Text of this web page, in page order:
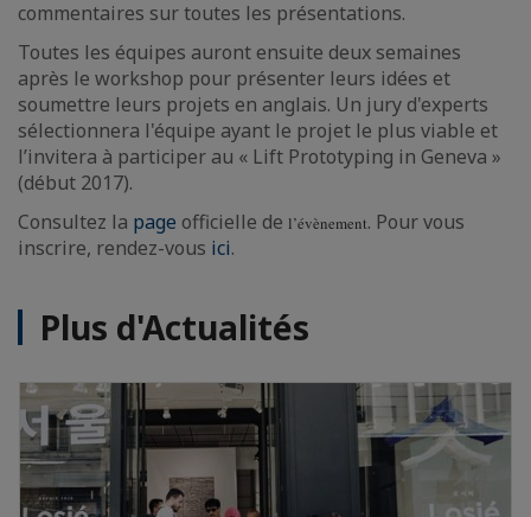
commentaires sur toutes les présentations.
Toutes les équipes auront ensuite deux semaines
après le workshop pour présenter leurs idées et
soumettre leurs projets en anglais. Un jury d'experts
sélectionnera l'équipe ayant le projet le plus viable et
l’invitera à participer au « Lift Prototyping in Geneva »
(début 2017).
Consultez la page officielle de l’évènement. Pour vous
inscrire, rendez-vous ici.
Plus d'Actualités